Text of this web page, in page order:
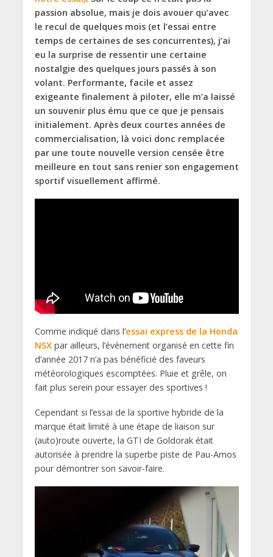
passion absolue, mais je dois avouer qu’avec
le recul de quelques mois (et l’essai entre
temps de certaines de ses concurrentes), j’ai
eu la surprise de ressentir une certaine
nostalgie des quelques jours passés à son
volant. Performante, facile et assez
exigeante finalement à piloter, elle m’a laissé
un souvenir plus ému que ce que je pensais
initialement. Après deux courtes années de
commercialisation, là voici donc remplacée
par une toute nouvelle version censée être
meilleure en tout sans renier son engagement
sportif visuellement affirmé.
Comme indiqué dans l’essai express de la Honda
NSXpar ailleurs, l’événement organisé en cette fin
d’année 2017 n’a pas bénéficié des faveurs
météorologiques escomptées. Pluie et grêle, on
fait plus serein pour essayer des sportives !
Cependant si l’essai de la sportive hybride de la
marque était limité à une étape de liaison sur
(auto)route ouverte, la GTI de Goldorak était
autorisée à prendre la superbe piste de Pau-Arnos
pour démontrer son savoir-faire.